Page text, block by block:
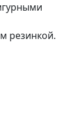
резинкой.